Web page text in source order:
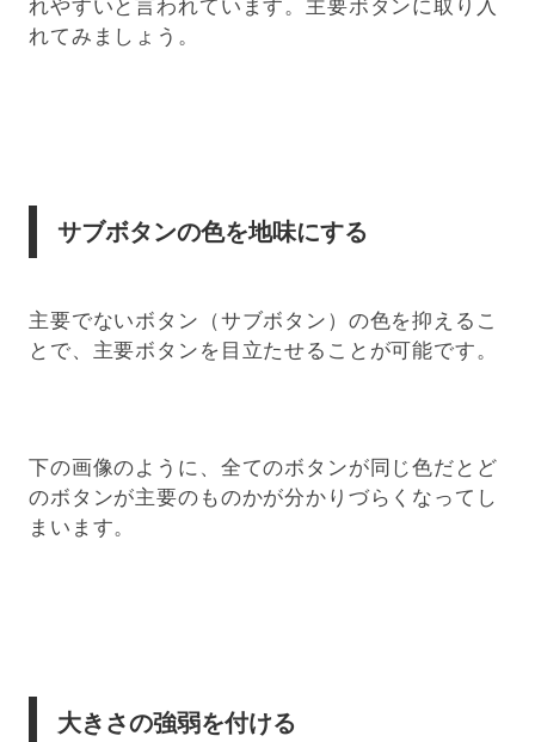
れやすいと言われています。主要ボタンに取り入
れてみましょう。
サブボタンの色を地味にする
主要でないボタン（サブボタン）の色を抑えるこ
とで、主要ボタンを目立たせることが可能です。
下の画像のように、全てのボタンが同じ色だとど
のボタンが主要のものかが分かりづらくなってし
まいます。
大きさの強弱を付ける